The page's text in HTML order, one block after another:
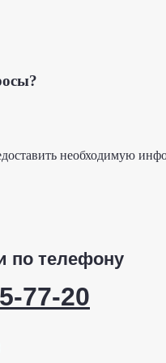
необходимую
по телефону
77-20